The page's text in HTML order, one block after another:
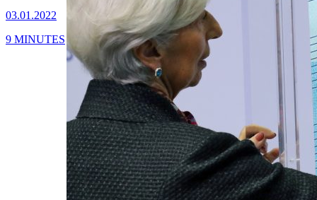
03.01.2022
9 MINUTES